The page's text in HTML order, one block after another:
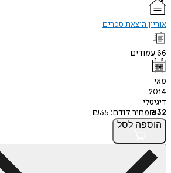
אוריון הוצאת ספרים
66עמודים
מאי
2014
דיגיטלי
₪32 מחיר קודם: ₪35
הוספה לסל